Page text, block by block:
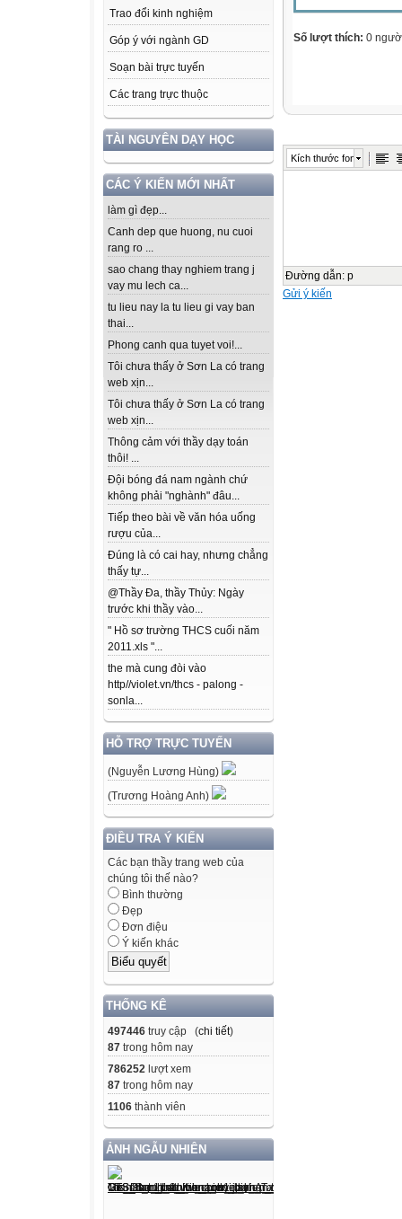
Trao đổi kinh nghiệm
Góp ý với ngành GD
Soạn bài trực tuyến
Các trang trực thuộc
TÀI NGUYÊN DẠY HỌC
CÁC Ý KIẾN MỚI NHẤT
làm gì đẹp...
Canh dep que huong, nu cuoi
rang ro ...
sao chang thay nghiem trang j
vay mu lech ca...
tu lieu nay la tu lieu gi vay ban
thai...
Phong canh qua tuyet voi!...
Tôi chưa thấy ở Sơn La có trang
web xịn...
Tôi chưa thấy ở Sơn La có trang
web xịn...
Thông cảm với thầy dạy toán
thôi! ...
Đội bóng đá nam ngành chứ
không phải "nghành" đâu...
Tiếp theo bài về văn hóa uống
rượu của...
Đúng là có cai hay, nhưng chẳng
thấy tự...
@Thầy Đa, thầy Thủy: Ngày
trước khi thầy vào...
" Hồ sơ trường THCS cuối năm
2011.xls "...
the mà cung đòi vào
http//violet.vn/thcs - palong -
sonla...
HỖ TRỢ TRỰC TUYẾN
(Nguyễn Lương Hùng)
(Trương Hoàng Anh)
ĐIỀU TRA Ý KIẾN
Các bạn thầy trang web của
chúng tôi thế nào?
Bình thường
Đẹp
Đơn điệu
Ý kiến khác
THỐNG KÊ
497446 truy cập (chi tiết)
87 trong hôm nay
786252 lượt xem
87 trong hôm nay
1106 thành viên
ẢNH NGẪU NHIÊN
Số lượt thích: 0
Kích thước font
Đường dẫn: p
Gửi ý kiến